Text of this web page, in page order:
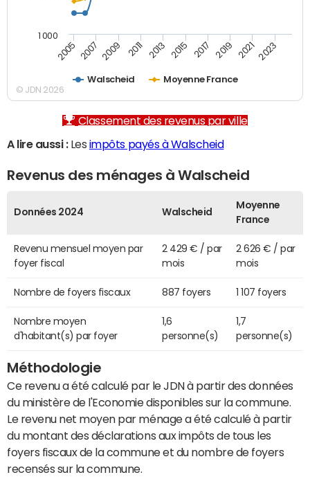
Walscheid Moyenne France
2005 2007 2009 2011 2013 2015 2017 2019 2021 2023
1 000
© JDN 2026
Classement des revenus par ville
A lire aussi :Les impôts payés à Walscheid
Revenus des ménages à Walscheid
Données 2024 Walscheid
Moyenne
France
Revenu mensuel moyen par
foyer fiscal
2 429 € / par
mois
2 626 € / par
mois
Nombre de foyers fiscaux 887 foyers 1 107 foyers
Nombre moyen
d'habitant(s) par foyer
1,6
personne(s)
1,7
personne(s)
Méthodologie
Ce revenu a été calculé par le JDN à partir des données
du ministère de l'Economie disponibles sur la commune.
Le revenu net moyen par ménage a été calculé à partir
du montant des déclarations aux impôts de tous les
foyers fiscaux de la commune et du nombre de foyers
recensés sur la commune.